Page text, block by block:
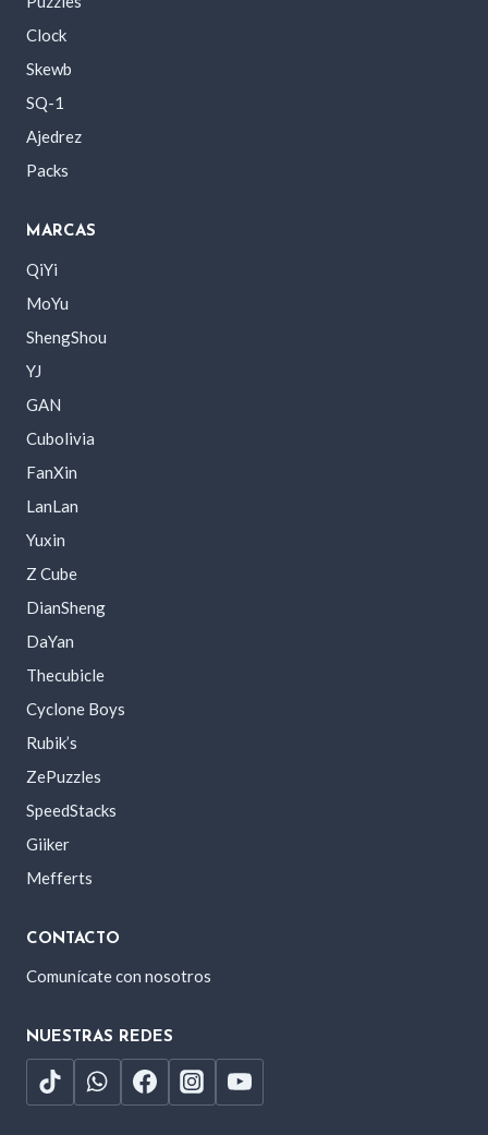
Clock
Skewb
SQ-1
Ajedrez
Packs
MARCAS
QiYi
MoYu
ShengShou
YJ
GAN
Cubolivia
FanXin
LanLan
Yuxin
Z Cube
DianSheng
DaYan
Thecubicle
Cyclone Boys
Rubik’s
ZePuzzles
SpeedStacks
Giiker
Mefferts
CONTACTO
Comunícate con nosotros
NUESTRAS REDES